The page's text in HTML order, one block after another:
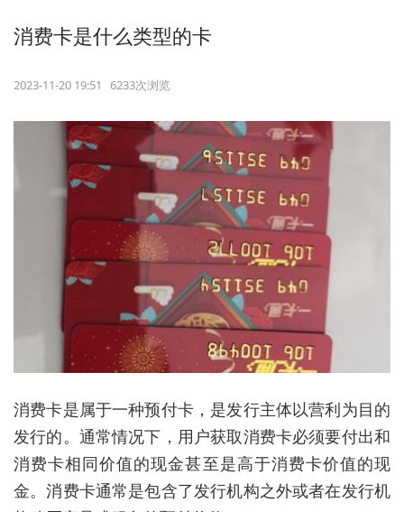
消费卡是什么类型的卡
2023-11-20 19:51 6233次浏览
消费卡是属于一种预付卡，是发行主体以营利为目的
发行的。通常情况下，用户获取消费卡必须要付出和
消费卡相同价值的现金甚至是高于消费卡价值的现
金。消费卡通常是包含了发行机构之外或者在发行机